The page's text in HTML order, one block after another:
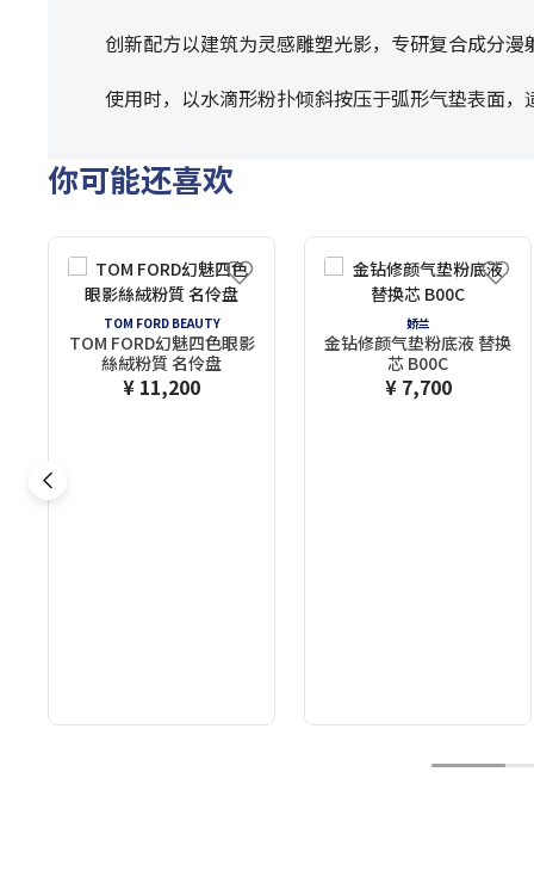
创新配方以建筑为灵感雕塑光影，专研复合成分
使用时，以水滴形粉扑倾斜按压于弧形气垫表面，
你可能还喜欢
TOM FORD BEAUTY
TOM FORD幻魅四色眼影
絲絨粉質 名伶盘
¥ 11,200
娇兰
金钻修颜气垫粉底液 替换
芯 B00C
¥ 7,700
1